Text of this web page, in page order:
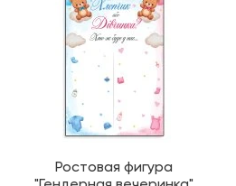
Ростовая фигура